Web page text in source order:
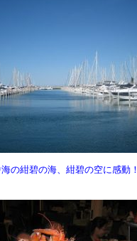
の紺碧の海、紺碧の空に感動！